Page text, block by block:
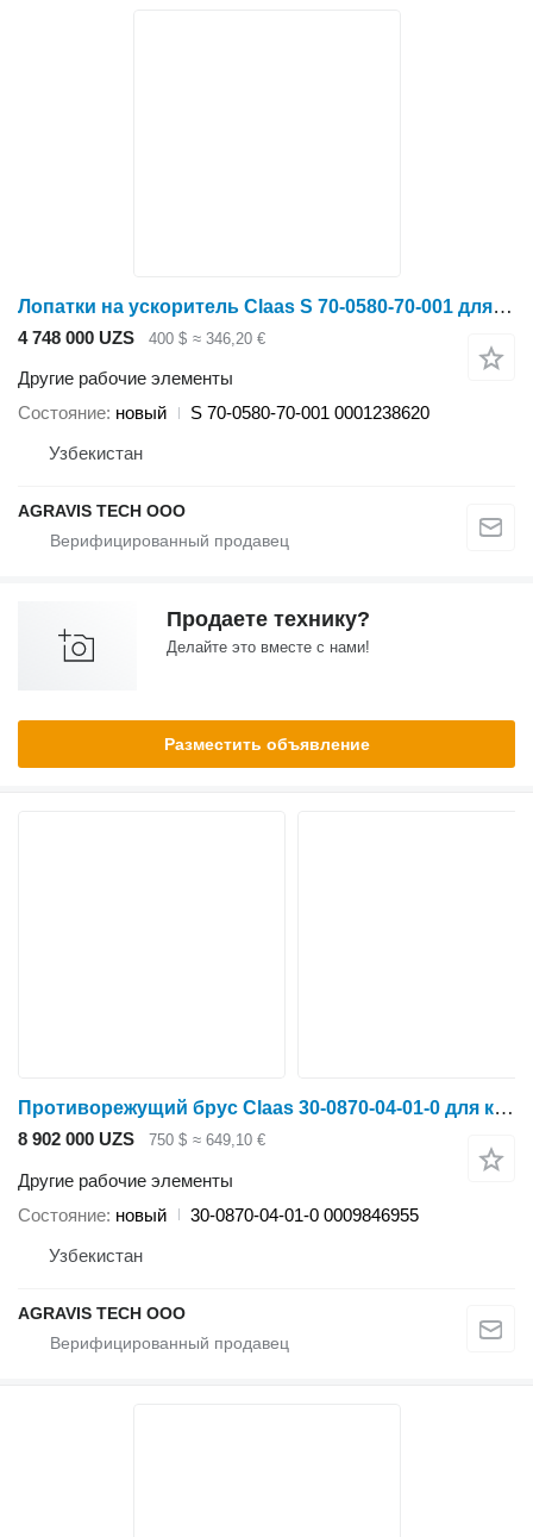
Лопатки на ускоритель Claas S 70-0580-70-001 для кормоуборочного комбайна Claas Jaguar 830-870
4 748 000 UZS 400 $ ≈ 346,20 €
Другие рабочие элементы
Состояние новый
S 70-0580-70-001 0001238620
Узбекистан
AGRAVIS TECH ООО
Продаете технику?
Делайте это вместе с нами!
Разместить объявление
Противорежущий брус Claas 30-0870-04-01-0 для кормоуборочного комбайна Claas Jaguar 830-870
8 902 000 UZS 750 $ ≈ 649,10 €
Другие рабочие элементы
Состояние новый
30-0870-04-01-0 0009846955
Узбекистан
AGRAVIS TECH ООО